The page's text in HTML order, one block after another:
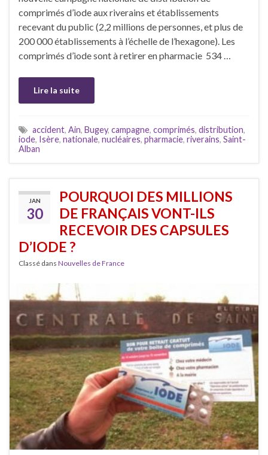
comprimés d’iode aux riverains et établissements
recevant du public (2,2 millions de personnes, et plus de
200 000 établissements à l’échelle de l’hexagone). Les
comprimés d’iode sont à retirer en pharmacie 534 …
Lire la suite
accident, Ain, Bugey, campagne, comprimés, distribution,
iode, Isère, nationale, nucléaires, pharmacie, riverains, Saint-
Alban
JAN
30
POURQUOI DES MILLIONS
DE FRANÇAIS VONT-ILS
RECEVOIR DES CAPSULES
D’IODE ?
Classé dans Nouvelles de France